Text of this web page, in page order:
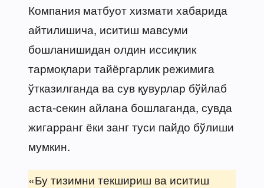
Компания матбуот хизмати хабарида
айтилишича, иситиш мавсуми
бошланишидан олдин иссиқлик
тармоқлари тайёргарлик режимига
ўтказилганда ва сув қувурлар бўйлаб
аста-секин айлана бошлаганда, сувда
жигарранг ёки занг туси пайдо бўлиши
мумкин.
«Бу тизимни текшириш ва иситиш